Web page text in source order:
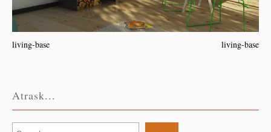
living-base living-base
Atrask...